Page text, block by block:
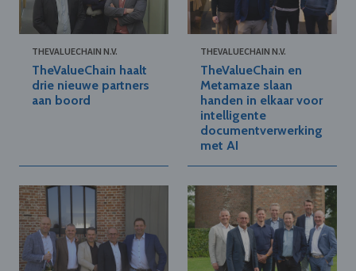
THEVALUECHAIN N.V.
TheValueChain haalt
drie nieuwe partners
aan boord
THEVALUECHAIN N.V.
TheValueChain en
Metamaze slaan
handen in elkaar voor
intelligente
documentverwerking
met AI